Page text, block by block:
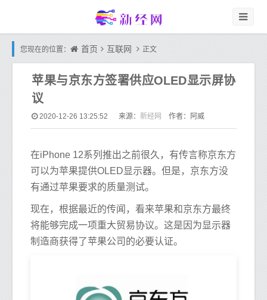
您现在的位置： 首页 互联网 正文
苹果与京东方签署供应OLED显示屏协
议
2020-12-26 13:25:52 来源： 新经网 作者：阿威
在iPhone 12系列推出之前很久，有传言称京东方
可以为苹果提供OLED显示器。但是， 京东方没
有通过苹果要求的质量测试。
现在，根据最近的传闻，看来苹果和京东方最终
将能够完成一项重大贸易协议。这是因为显示器
制造商获得了苹果公司的必要认证。